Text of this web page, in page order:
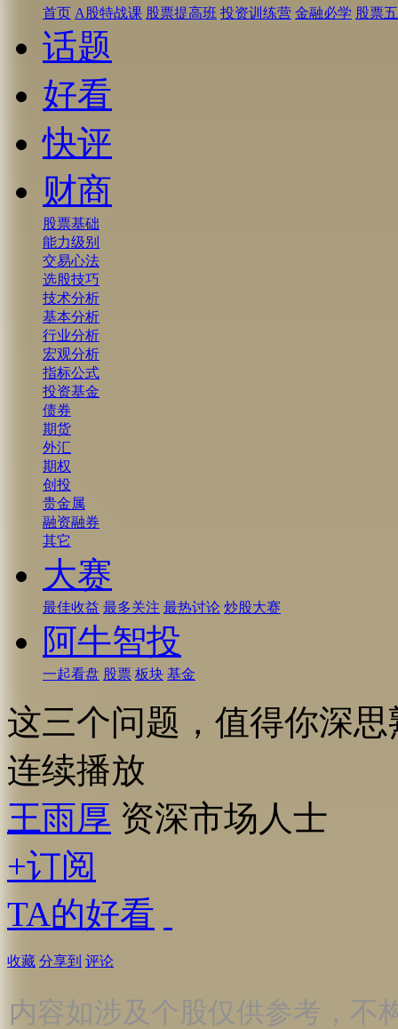
首页 A股特战课 股票提高班 投资训练营 金融必学 股票
话题
好看
快评
财商
股票基础
能力级别
交易心法
选股技巧
技术分析
基本分析
行业分析
宏观分析
指标公式
投资基金
债券
期货
外汇
期权
创投
贵金属
融资融券
其它
大赛
最佳收益 最多关注 最热讨论 炒股大赛
阿牛智投
一起看盘 股票 板块 基金
这三个问题，值得你深思
连续播放
王雨厚 资深市场人士
+订阅
TA的好看
收藏 分享到 评论
内容如涉及个股仅供参考，不